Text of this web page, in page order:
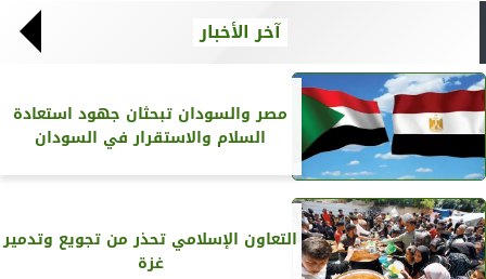
آخر الأخبار
مصر والسودان تبحثان جهود استعادة
السلام والاستقرار في السودان
التعاون الإسلامي تحذر من تجويع وتدمير
غزة